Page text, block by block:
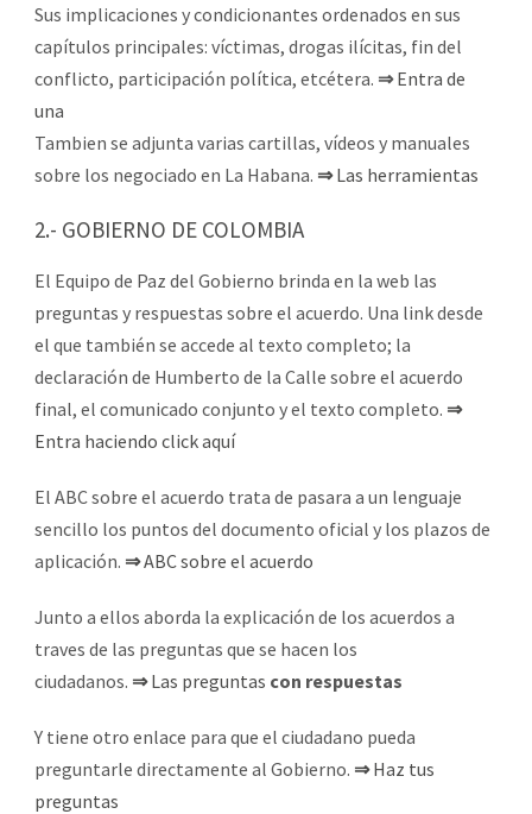
Sus implicaciones y condicionantes ordenados en sus
capítulos principales: víctimas, drogas ilícitas, fin del
conflicto, participación política, etcétera. ⇒ Entra de
una
Tambien se adjunta varias cartillas, vídeos y manuales
sobre los negociado en La Habana. ⇒Las herramientas
2.- GOBIERNO DE COLOMBIA
El Equipo de Paz del Gobierno brinda en la web las
preguntas y respuestas sobre el acuerdo. Una link desde
el que también se accede al texto completo; la
declaración de Humberto de la Calle sobre el acuerdo
final, el comunicado conjunto y el texto completo. ⇒
Entra haciendo click aquí
El ABC sobre el acuerdo trata de pasara a un lenguaje
sencillo los puntos del documento oficial y los plazos de
aplicación. ⇒ABC sobre el acuerdo
Junto a ellos aborda la explicación de los acuerdos a
traves de las preguntas que se hacen los
ciudadanos. ⇒Las preguntas con respuestas
Y tiene otro enlace para que el ciudadano pueda
preguntarle directamente al Gobierno. ⇒Haz tus
preguntas